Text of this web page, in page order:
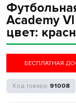
Academy
цвет:
БЕСПЛАТНАЯ
91008